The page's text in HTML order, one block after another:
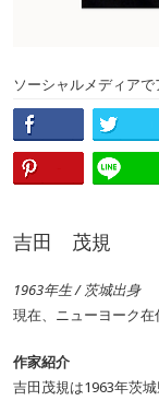
ソーシャルメディア
吉田 茂規
1963年生 / 茨城出身
現在、ニューヨーク在
作家紹介
吉田茂規は1963年茨